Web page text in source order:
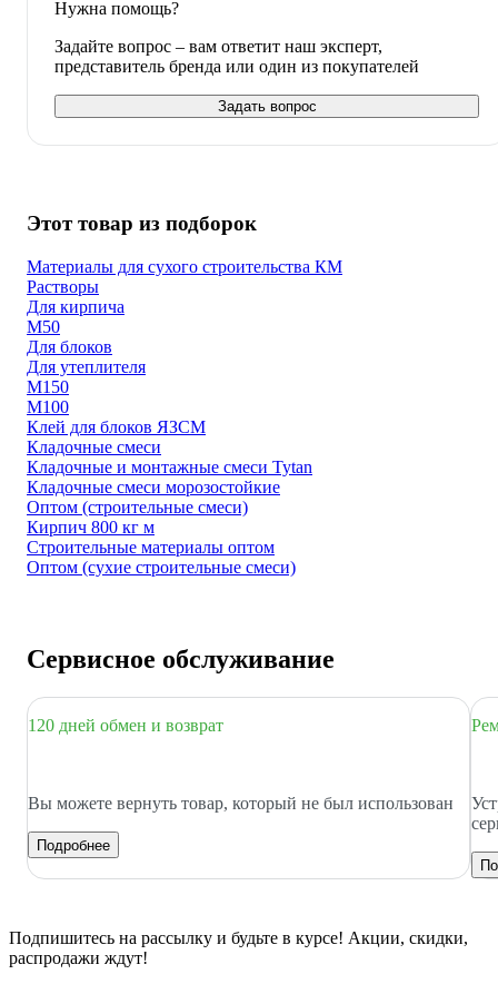
Нужна помощь?
Задайте вопрос – вам ответит наш эксперт,
представитель бренда или один из покупателей
Задать вопрос
Этот товар из подборок
Материалы для сухого строительства КМ
Растворы
Для кирпича
М50
Для блоков
Для утеплителя
М150
М100
Клей для блоков ЯЗСМ
Кладочные смеси
Кладочные и монтажные смеси Tytan
Кладочные смеси морозостойкие
Оптом (строительные смеси)
Кирпич 800 кг м
Строительные материалы оптом
Оптом (сухие строительные смеси)
Сервисное обслуживание
120 дней обмен и возврат
Вы можете вернуть товар, который не был использован
Подробнее
Подпишитесь на рассылку и будьте в курсе! Акции, скидки,
распродажи ждут!